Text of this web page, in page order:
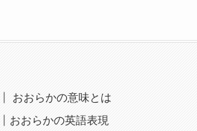
おおらかの意味とは
おおらかの英語表現